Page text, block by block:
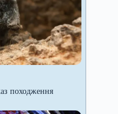
походження